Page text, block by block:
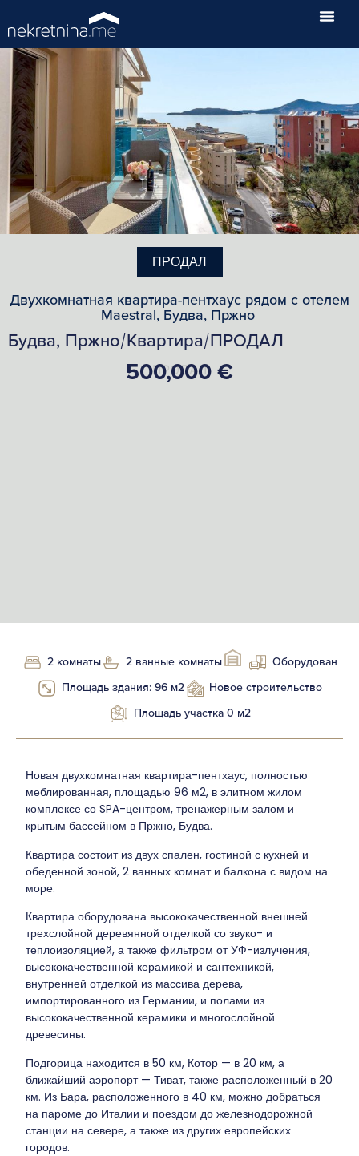
ПРОДАЛ
ПРОДАЛ
Двухкомнатная квартира-пентхаус рядом с отелем
Maestral, Будва, Пржно
Будва, Пржно/Квартира/ПРОДАЛ
500,000 €
2 комнаты 2 ванные комнаты
Оборудован
Площадь здания: 96 м2
Новое строительство
Площадь участка 0 м2
Новая двухкомнатная квартира-пентхаус, полностью
меблированная, площадью 96 м2, в элитном жилом
комплексе со SPA-центром, тренажерным залом и
крытым бассейном в Пржно, Будва.
Квартира состоит из двух спален, гостиной с кухней и
обеденной зоной, 2 ванных комнат и балкона с видом на
море.
Квартира оборудована высококачественной внешней
трехслойной деревянной отделкой со звуко- и
теплоизоляцией, а также фильтром от УФ-излучения,
высококачественной керамикой и сантехникой,
внутренней отделкой из массива дерева,
импортированного из Германии, и полами из
высококачественной керамики и многослойной
древесины.
Подгорица находится в 50 км, Котор — в 20 км, а
ближайший аэропорт — Тиват, также расположенный в 20
км. Из Бара, расположенного в 40 км, можно добраться
на пароме до Италии и поездом до железнодорожной
станции на севере, а также из других европейских
городов.